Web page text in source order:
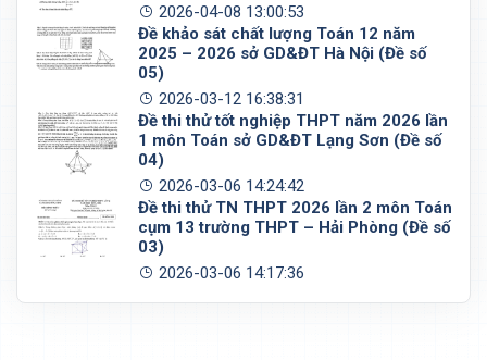
2026-04-08 13:00:53
Đề khảo sát chất lượng Toán 12 năm
2025 – 2026 sở GD&ĐT Hà Nội (Đề số
05)
2026-03-12 16:38:31
Đề thi thử tốt nghiệp THPT năm 2026 lần
1 môn Toán sở GD&ĐT Lạng Sơn (Đề số
04)
2026-03-06 14:24:42
Đề thi thử TN THPT 2026 lần 2 môn Toán
cụm 13 trường THPT – Hải Phòng (Đề số
03)
2026-03-06 14:17:36